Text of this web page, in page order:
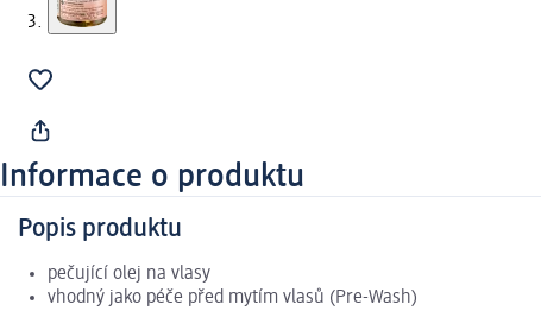
Informace o produktu
Popis produktu
pečující olej na vlasy
vhodný jako péče před mytím vlasů (Pre-Wash)